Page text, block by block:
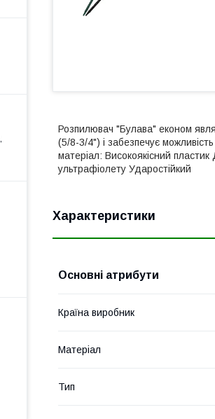
Розпилювач "Булава" економ
(5/8-3/4") і забезпечує
матеріал: Високоякісний
ультрафіолету Ударостійкий
Характеристики
Основні атрибути
Країна виробник
Матеріал
Тип